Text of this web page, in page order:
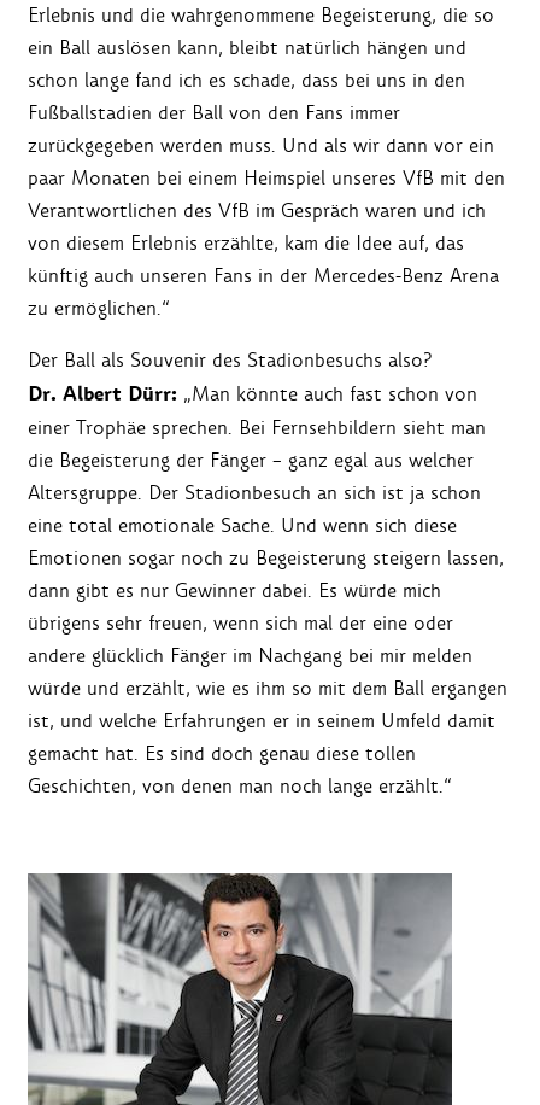
Erlebnis und die wahrgenommene Begeisterung, die so
ein Ball auslösen kann, bleibt natürlich hängen und
schon lange fand ich es schade, dass bei uns in den
Fußballstadien der Ball von den Fans immer
zurückgegeben werden muss. Und als wir dann vor ein
paar Monaten bei einem Heimspiel unseres VfB mit den
Verantwortlichen des VfB im Gespräch waren und ich
von diesem Erlebnis erzählte, kam die Idee auf, das
künftig auch unseren Fans in der Mercedes-Benz Arena
zu ermöglichen.“
Der Ball als Souvenir des Stadionbesuchs also?
Dr. Albert Dürr: „Man könnte auch fast schon von
einer Trophäe sprechen. Bei Fernsehbildern sieht man
die Begeisterung der Fänger – ganz egal aus welcher
Altersgruppe. Der Stadionbesuch an sich ist ja schon
eine total emotionale Sache. Und wenn sich diese
Emotionen sogar noch zu Begeisterung steigern lassen,
dann gibt es nur Gewinner dabei. Es würde mich
übrigens sehr freuen, wenn sich mal der eine oder
andere glücklich Fänger im Nachgang bei mir melden
würde und erzählt, wie es ihm so mit dem Ball ergangen
ist, und welche Erfahrungen er in seinem Umfeld damit
gemacht hat. Es sind doch genau diese tollen
Geschichten, von denen man noch lange erzählt.“